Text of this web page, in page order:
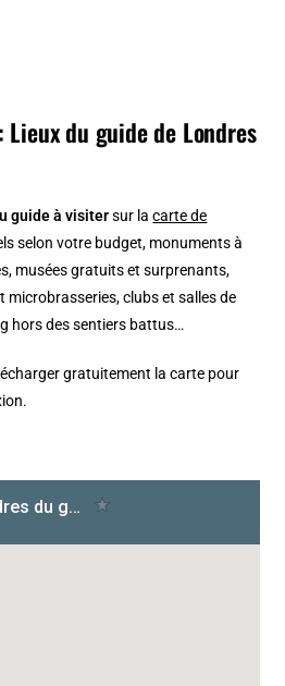
du guide de Londres
guide à visitersur lacarte de
selon votre budget, monuments à
musées gratuits et surprenants,
microbrasseries, clubs et salles de
hors des sentiers battus…
gratuitement la carte pour